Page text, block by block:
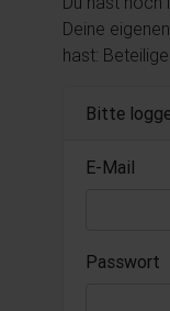
Deine
hast:
Bitte
E-Mail
Passwort